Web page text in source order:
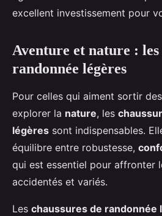
excellent investissement pour
Aventure et nature : les
randonnée légères
Pour celles qui aiment sortir
explorer la nature, les
légères sont indispensables.
équilibre entre robustesse,
qui est essentiel pour affronter
accidentés et variés.
Les chaussures de randonnée